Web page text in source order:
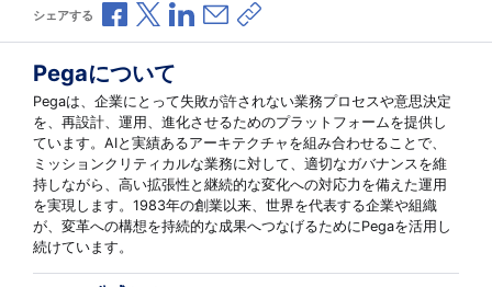
シェアする Facebookで共有
Xで共有LinkedInで共有
メールで共有
共有リンクをコピー
Pegaについて
Pegaは、企業にとって失敗が許されない業務プロセスや意思決定
を、再設計、運用、進化させるためのプラットフォームを提供し
ています。AIと実績あるアーキテクチャを組み合わせることで、
ミッションクリティカルな業務に対して、適切なガバナンスを維
持しながら、高い拡張性と継続的な変化への対応力を備えた運用
を実現します。1983年の創業以来、世界を代表する企業や組織
が、変革への構想を持続的な成果へつなげるためにPegaを活用し
続けています。